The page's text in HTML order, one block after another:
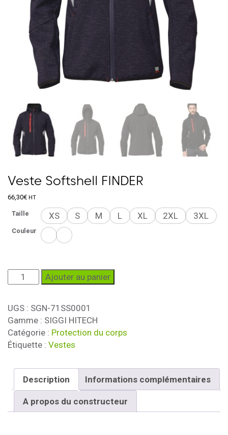
Veste Softshell FINDER
66,30€ HT
Taille XS S M L XL 2XL 3XL
Couleur
quantité
de
Softshell
FINDER
Ajouter au panier
UGS : SGN-71SS0001
Gamme : SIGGI HITECH
Catégorie : Protection du corps
Étiquette : Vestes
Description Informations complémentaires
A propos du constructeur